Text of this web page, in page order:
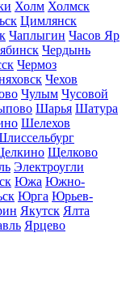
Холм Холмск
Цимлянск
Чаплыгин Часов Яр
Чердынь
Чермоз
Чехов
Чулым Чусовой
Шарья Шатура
Шелехов
Щелково
Электроугли
Южа Южно-
Юрга Юрьев-
Якутск Ялта
Ярцево